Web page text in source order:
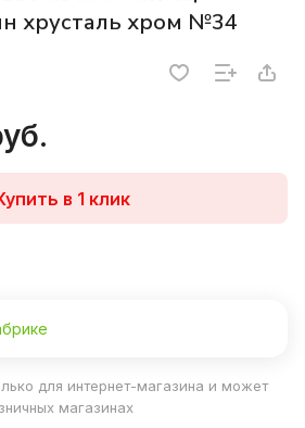
хрусталь хром №34
в 1 клик
для интернет-магазина и может
магазинах